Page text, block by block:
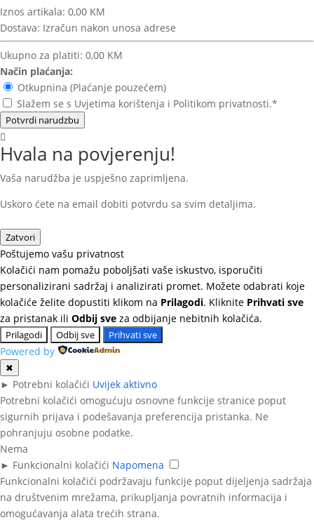
Iznos artikala: 0,00 KM
Dostava: Izračun nakon unosa adrese
Ukupno za platiti: 0,00 KM
Način plaćanja:
Otkupnina (Plaćanje pouzećem)
Slažem se s Uvjetima korištenja i Politikom privatnosti.*
Potvrdi narudzbu
Hvala na povjerenju!
Vaša narudžba je uspješno zaprimljena.
Uskoro ćete na email dobiti potvrdu sa svim detaljima.
Zatvori
Poštujemo vašu privatnost
Kolačići nam pomažu poboljšati vaše iskustvo, isporučiti
personalizirani sadržaj i analizirati promet. Možete odabrati koje
kolačiće želite dopustiti klikom na Prilagodi. Kliknite Prihvati sve
za pristanak ili Odbij sve za odbijanje nebitnih kolačića.
Prilagodi Odbij sve Prihvati sve
Powered by
✖
► Potrebni kolačići Uvijek aktivno
Potrebni kolačići omogućuju osnovne funkcije stranice poput
sigurnih prijava i podešavanja preferencija pristanka. Ne
pohranjuju osobne podatke.
Nema
► Funkcionalni kolačići Napomena
Funkcionalni kolačići podržavaju funkcije poput dijeljenja sadržaja
na društvenim mrežama, prikupljanja povratnih informacija i
omogućavanja alata trećih strana.